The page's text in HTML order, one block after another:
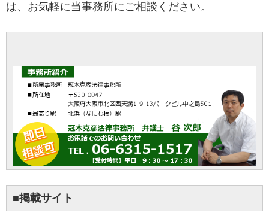
は、お気軽に当事務所にご相談ください。
■掲載サイト